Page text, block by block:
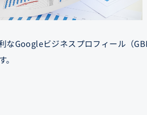
なGoogleビジネスプロフィール（